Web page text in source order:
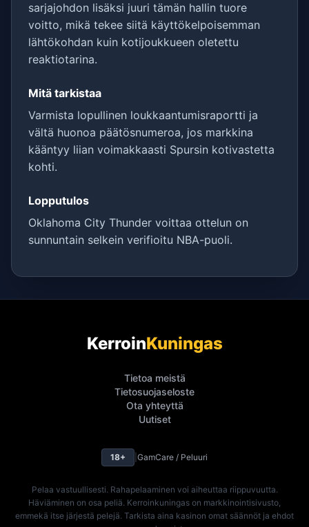
sarjajohdon lisäksi juuri tämän hallin tuore
voitto, mikä tekee siitä käyttökelpoisemman
lähtökohdan kuin kotijoukkueen oletettu
reaktiotarina.
Mitä tarkistaa
Varmista lopullinen loukkaantumisraportti ja
vältä huonoa päätösnumeroa, jos markkina
kääntyy liian voimakkaasti Spursin kotivastetta
kohti.
Lopputulos
Oklahoma City Thunder voittaa ottelun on
sunnuntain selkein verifioitu NBA-puoli.
KerroinKuningas
Tietoa meistä
Tietosuojaseloste
Ota yhteyttä
Uutiset
18+ GamCare / Peluuri
Pelaa vastuullisesti. Rahapelaaminen voi aiheuttaa riippuvuutta.
Häviäminen on osa peliä. Kerroinkuningas on markkinointisivusto,
emmekä itse järjestä pelejä. Tarkista aina kasinon omat säännöt ja ehdot